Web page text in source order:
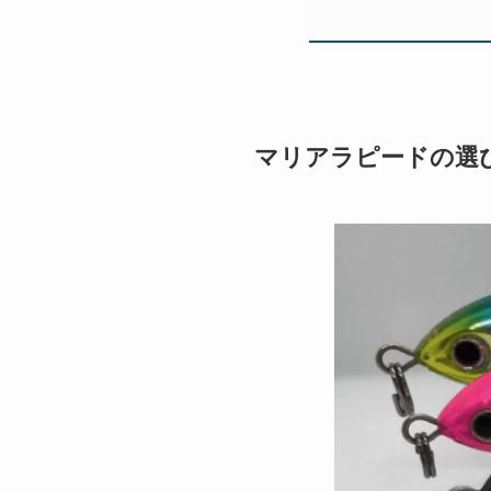
マリアラピードの選